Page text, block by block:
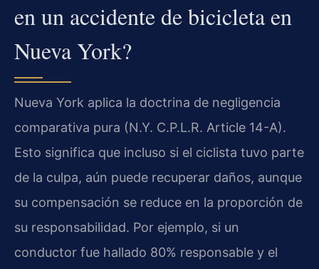
en un accidente de bicicleta en
Nueva York?
Nueva York aplica la doctrina de negligencia
comparativa pura (N.Y. C.P.L.R. Article 14-A).
Esto significa que incluso si el ciclista tuvo parte
de la culpa, aún puede recuperar daños, aunque
su compensación se reduce en la proporción de
su responsabilidad. Por ejemplo, si un
conductor fue hallado 80% responsable y el